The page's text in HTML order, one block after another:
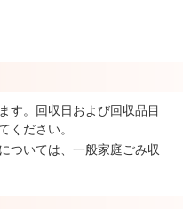
す。回収日および回収品目
ください。
ついては、一般家庭ごみ収